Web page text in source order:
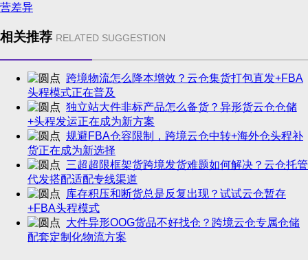
营差异
相关推荐 RELATED SUGGESTION
跨境物流怎么降本增效？云仓集货打包直发+FBA
头程模式正在普及
独立站大件非标产品怎么备货？异形货云仓仓储
+头程发运正在成为新方案
规避FBA仓容限制，跨境云仓中转+海外仓头程补
货正在成为新选择
三超超限框架货跨境发货难题如何解决？云仓托管
代发搭配适配专线渠道
库存积压和断货总是反复出现？试试云仓暂存
+FBA头程模式
大件异形OOG货品不好找仓？跨境云仓专属仓储
配套定制化物流方案